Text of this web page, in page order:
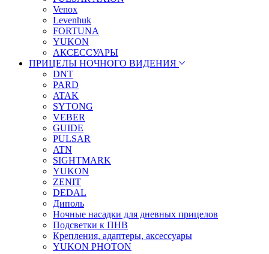
Venox
Levenhuk
FORTUNA
YUKON
АКСЕССУАРЫ
ПРИЦЕЛЫ НОЧНОГО ВИДЕНИЯ
DNT
PARD
ATAK
SYTONG
VEBER
GUIDE
PULSAR
ATN
SIGHTMARK
YUKON
ZENIT
DEDAL
Диполь
Ночные насадки для дневных прицелов
Подсветки к ПНВ
Крепления, адаптеры, аксессуары
YUKON PHOTON